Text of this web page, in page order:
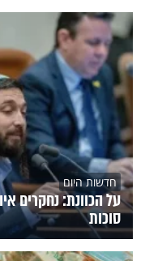
חדשות היום
על הכוונת: נחקרים
סוכות